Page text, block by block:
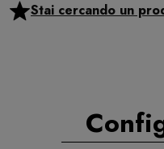
Stai cercando un